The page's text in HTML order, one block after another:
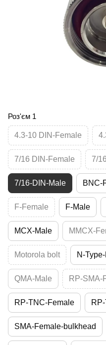
Роз'єм 1
4.3-10 DIN-Female
7/16 DIN-Female 7/
7/16-DIN-Male BNC-
F-Female F-Male
MCX-Male MMCX-
Motorola bolt N-
QMA-Male RP-SMA-
RP-TNC-Female
SMA-Female-bulkhead